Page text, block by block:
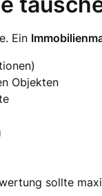
Ein
Objekten
sollte